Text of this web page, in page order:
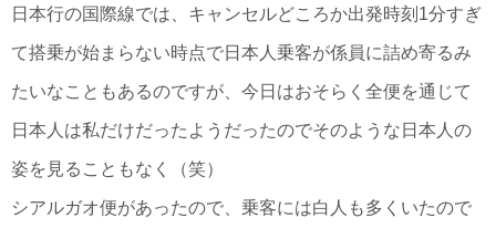
日本行の国際線では、キャンセルどころか出発時刻1分すぎ
て搭乗が始まらない時点で日本人乗客が係員に詰め寄るみ
たいなこともあるのですが、今日はおそらく全便を通じて
日本人は私だけだったようだったのでそのような日本人の
姿を見ることもなく（笑）
シアルガオ便があったので、乗客には白人も多くいたので